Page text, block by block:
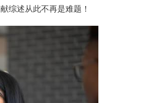
综述从此不再是难题！